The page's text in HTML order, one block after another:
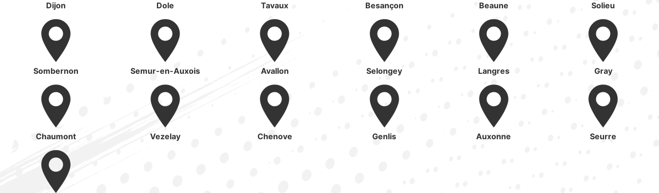
Dijon Dole Tavaux Besançon Beaune Solieu
Sombernon Semur-en-Auxois Avallon Selongey Langres Gray
Chaumont Vezelay Chenove Genlis Auxonne Seurre